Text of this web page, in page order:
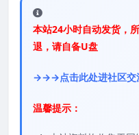
本站24小时自动发货，
退，请自备U盘
→→→点击此处进社区
温馨提示：